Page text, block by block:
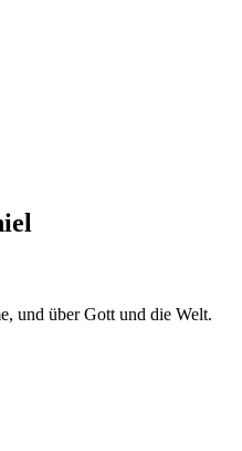
und über Gott und die Welt.